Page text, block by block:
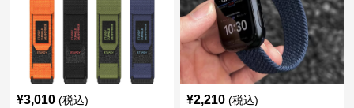
¥3,010 (税込) ¥2,210 (税込)